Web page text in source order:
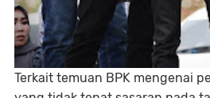
Terkait temuan BPK mengenai